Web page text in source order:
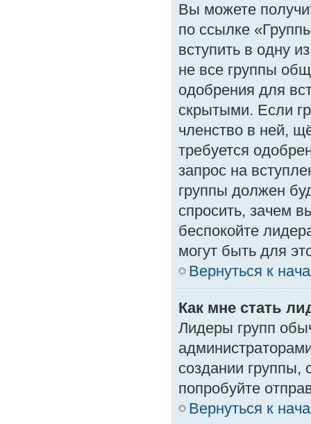
Вы можете
по ссылке
вступить в одну
не все группы
одобрения для
скрытыми. Если
членство в ней,
требуется
запрос на
группы должен
спросить, зачем
беспокойте
могут быть для
Вернуться к
Как мне стать
Лидеры групп
создании группы,
попробуйте
Вернуться к